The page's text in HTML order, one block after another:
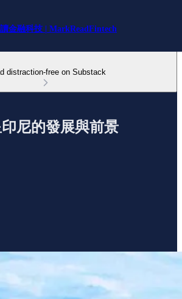
金融科技 | MarkReadFintech
distraction-free on Substack
尼的發展與前景